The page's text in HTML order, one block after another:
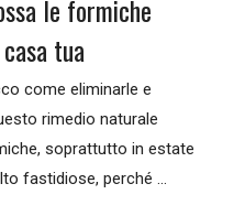
le formiche
tua
come eliminarle e
rimedio naturale
soprattutto in estate
fastidiose, perché ...